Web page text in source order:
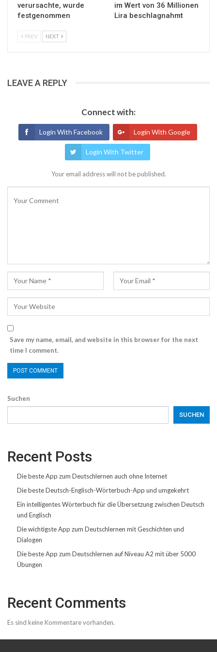
verursachte, wurde
festgenommen
im Wert von 36 Millionen
Lira beschlagnahmt
PREV NEXT
LEAVE A REPLY
Connect with:
Login With Facebook Login With Google
Login With Twitter
Your email address will not be published.
Save my name, email, and website in this browser for the next
time I comment.
Suchen
SUCHEN
Recent Posts
Die beste App zum Deutschlernen auch ohne Internet
Die beste Deutsch-Englisch-Wörterbuch-App und umgekehrt
Ein intelligentes Wörterbuch für die Übersetzung zwischen Deutsch
und Englisch
Die wichtigste App zum Deutschlernen mit Geschichten und
Dialogen
Die beste App zum Deutschlernen auf Niveau A2 mit über 5000
Übungen
Recent Comments
Es sind keine Kommentare vorhanden.